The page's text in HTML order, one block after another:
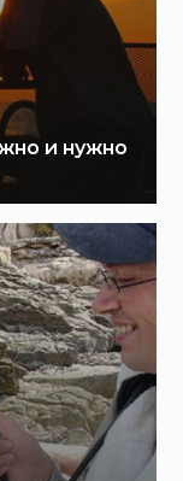
и нужно